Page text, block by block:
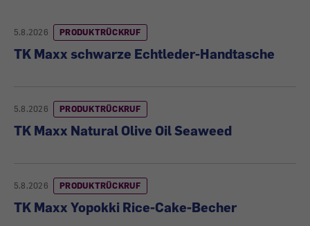
5.8.2026 PRODUKTRÜCKRUF
TK Maxx schwarze Echtleder-Handtasche
5.8.2026 PRODUKTRÜCKRUF
TK Maxx Natural Olive Oil Seaweed
5.8.2026 PRODUKTRÜCKRUF
TK Maxx Yopokki Rice-Cake-Becher